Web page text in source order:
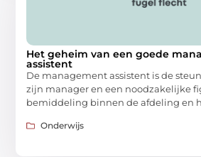
Het geheim van een goede
assistent
De management assistent is de
zijn manager en een noodzakelijke
bemiddeling binnen de afdeling en
Onderwijs